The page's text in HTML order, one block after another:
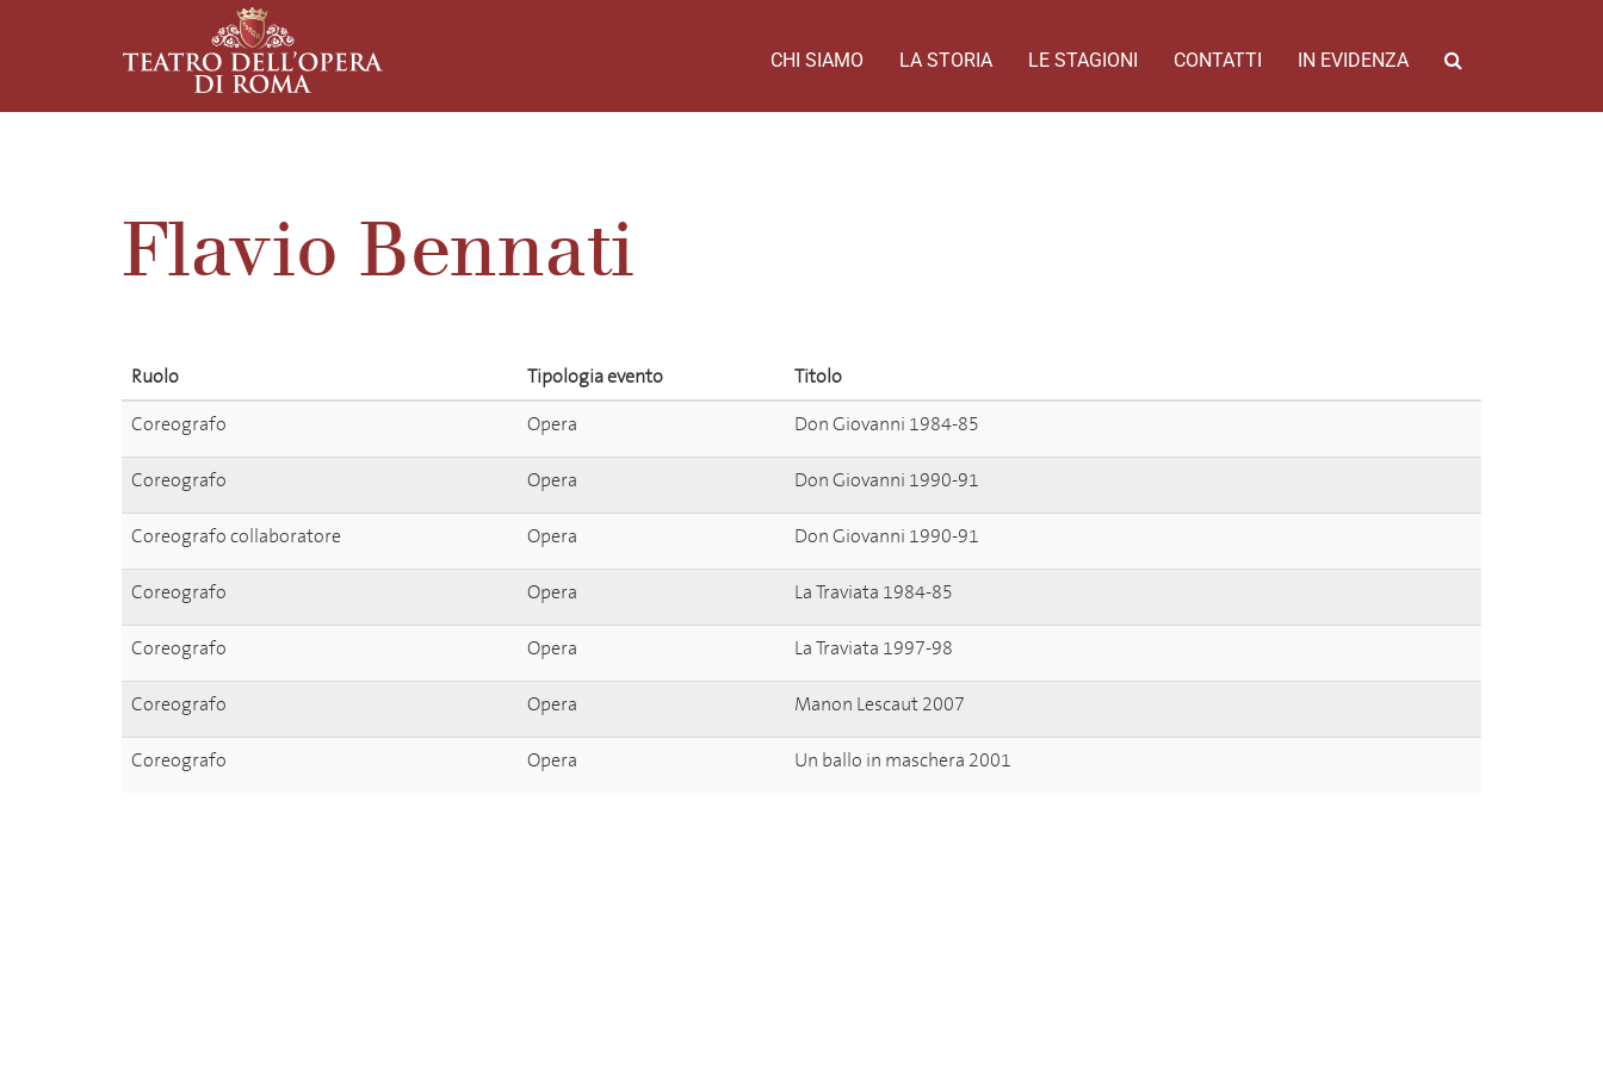
CHI SIAMO LA STORIA LE STAGIONI CONTATTI IN EVIDENZA
Flavio Bennati
Ruolo Tipologia evento
Titolo
Coreografo
Opera Don Giovanni 1984-85
Coreografo Opera Don Giovanni 1990-91
Coreografo collaboratore Opera Don Giovanni 1990-91
Coreografo Opera La Traviata 1984-85
Coreografo Opera La Traviata 1997-98
Coreografo Opera Manon Lescaut 2007
Coreografo Opera Un ballo in maschera 2001